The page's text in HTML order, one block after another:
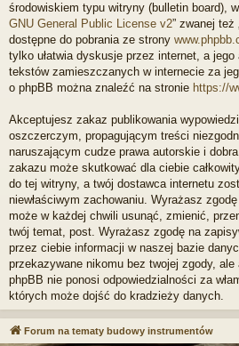
środowiskiem typu witryny (bulletin board),
GNU General Public License v2” zwanej też
dostępne do pobrania ze strony
tylko ułatwia dyskusje przez internet, a
tekstów zamieszczanych w internecie za
o phpBB można znaleźć na stronie https://
Akceptujesz zakaz publikowania
oszczerczym, propagującym treści
naruszającym cudze prawa autorskie i
zakazu może skutkować dla ciebie
do tej witryny, a twój dostawca internetu
niewłaściwym zachowaniu. Wyrażasz
może w każdej chwili usunąć, zmienić,
twój temat, post. Wyrażasz zgodę na
przez ciebie informacji w naszej bazie
przekazywane nikomu bez twojej zgody, ale
phpBB nie ponosi odpowiedzialności za
których może dojść do kradzieży danych.
Forum na tematy budowy instrumentów